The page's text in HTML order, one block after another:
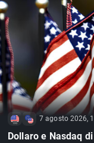
7 agosto 2026,
Dollaro e Nasdaq